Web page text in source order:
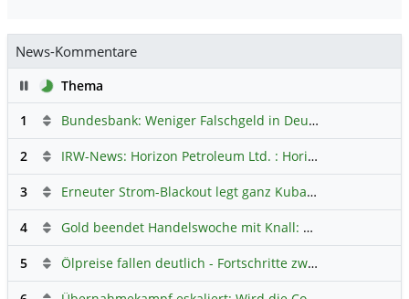
News-Kommentare
PauseThema
1
Bundesbank: Weniger Falschgeld in Deutschland
2 IRW-News: Horizon Petroleum Ltd. : Horizon Petroleum beginnt mit der Testförderung im Projekt Lachowice in Polen und schließt die Platzierung einer überzeichneten Wandelanleihe ab
3 Erneuter Strom-Blackout legt ganz Kuba lahm
4 Gold beendet Handelswoche mit Knall: Barrick Mining – Ist diese Aktie wieder ein Kauf?
5 Ölpreise fallen deutlich - Fortschritte zwischen USA und Iran belasten